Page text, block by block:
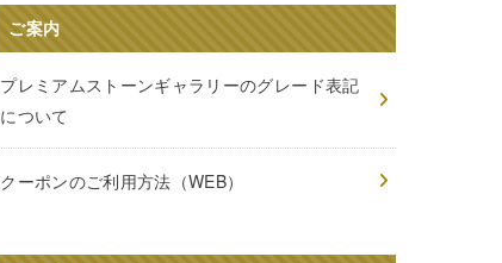
ご案内
プレミアムストーンギャラリーのグレード表記
について
クーポンのご利用方法（WEB）